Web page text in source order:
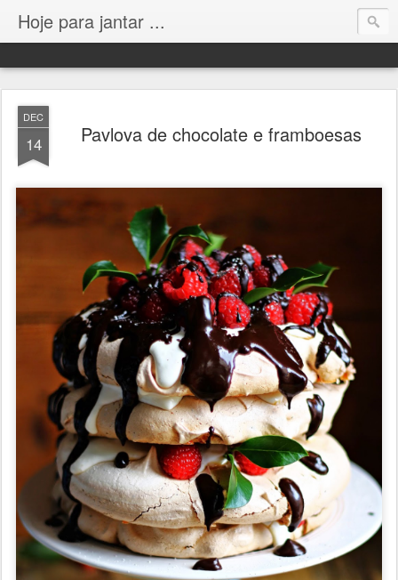
Hoje para jantar ...
DEC
14 Pavlova de chocolate e framboesas